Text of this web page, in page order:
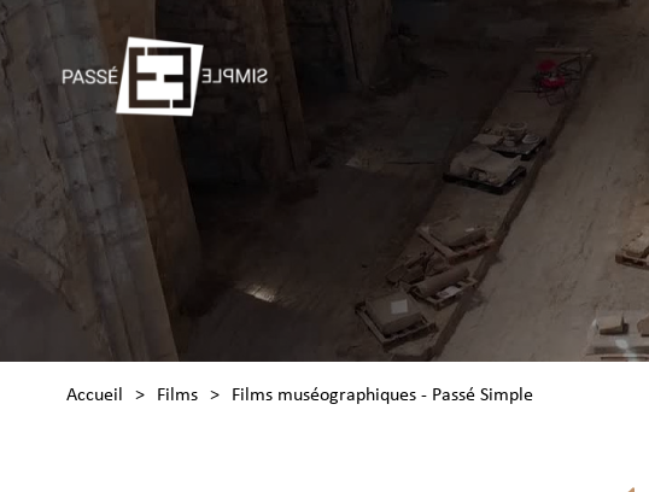
Accueil > Films > Films muséographiques - Passé Simple